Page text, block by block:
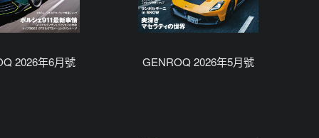
2026年6月號 GENROQ 2026年5月號